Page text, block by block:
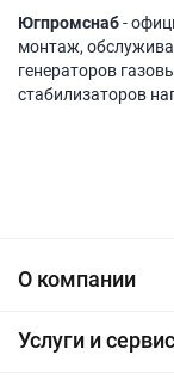
Югпромснаб-
монтаж,
генераторов
стабилизаторов
О компании
Услуги и сервис